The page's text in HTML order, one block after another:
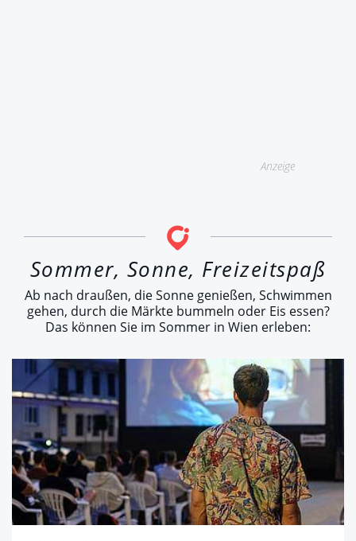
Anzeige
Sommer, Sonne, Freizeitspaß
Ab nach draußen, die Sonne genießen, Schwimmen
gehen, durch die Märkte bummeln oder Eis essen?
Das können Sie im Sommer in Wien erleben: